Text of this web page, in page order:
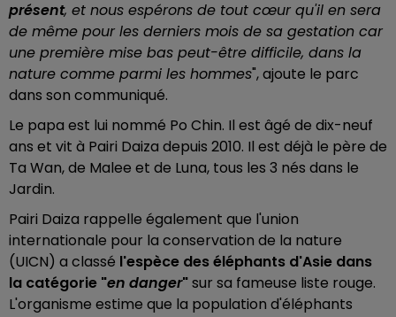
présent, et nous espérons de tout cœur qu'il en sera
de même pour les derniers mois de sa gestation car
une première mise bas peut-être difficile, dans la
nature comme parmi les hommes", ajoute le parc
dans son communiqué.
Le papa est lui nommé Po Chin. Il est âgé de dix-neuf
ans et vit à Pairi Daiza depuis 2010. Il est déjà le père de
Ta Wan, de Malee et de Luna, tous les 3 nés dans le
Jardin.
Pairi Daiza rappelle également que l'union
internationale pour la conservation de la nature
(UICN) a classé l'espèce des éléphants d'Asie dans
la catégorie "en danger"sur sa fameuse liste rouge.
L'organisme estime que la population d'éléphants